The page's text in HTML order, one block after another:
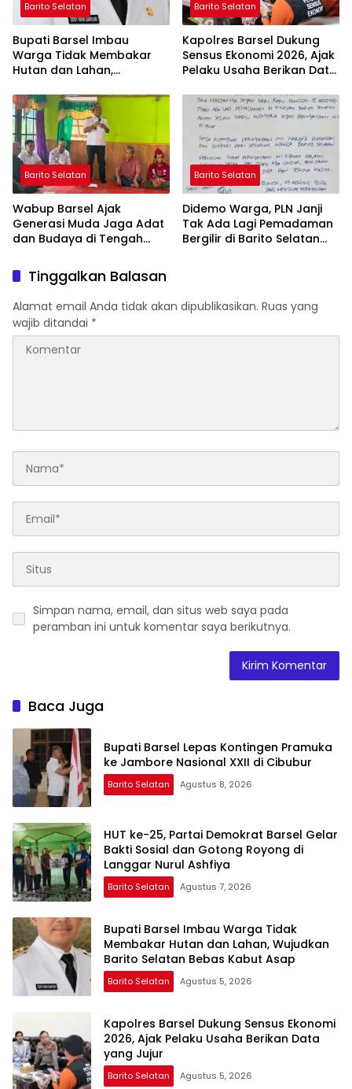
Barito Selatan
Bupati Barsel Imbau
Warga Tidak Membakar
Hutan dan Lahan,
Bebas Kabut Asap
Barito Selatan
Kapolres Barsel Dukung
Sensus Ekonomi 2026, Ajak
Pelaku Usaha Berikan Data
Barito Selatan
Wabup Barsel Ajak
Generasi Muda Jaga Adat
dan Budaya di Tengah
Barito Selatan
Didemo Warga, PLN Janji
Tak Ada Lagi Pemadaman
Bergilir di Barito Selatan
Tinggalkan Balasan
Alamat email Anda tidak akan dipublikasikan. Ruas yang
wajib ditandai *
Simpan nama, email, dan situs web saya pada
peramban ini untuk komentar saya berikutnya.
Baca Juga
Bupati Barsel Lepas Kontingen Pramuka
ke Jambore Nasional XXII di Cibubur
Barito Selatan Agustus 8, 2026
HUT ke-25, Partai Demokrat Barsel Gelar
Bakti Sosial dan Gotong Royong di
Langgar Nurul Ashfiya
Barito Selatan Agustus 7, 2026
Bupati Barsel Imbau Warga Tidak
Membakar Hutan dan Lahan, Wujudkan
Barito Selatan Bebas Kabut Asap
Barito Selatan Agustus 5, 2026
Kapolres Barsel Dukung Sensus Ekonomi
2026, Ajak Pelaku Usaha Berikan Data
yang Jujur
Barito Selatan Agustus 5, 2026